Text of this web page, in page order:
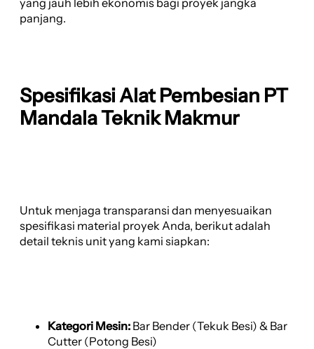
yang jauh lebih ekonomis bagi proyek jangka
panjang.
Spesifikasi Alat Pembesian PT
Mandala Teknik Makmur
Untuk menjaga transparansi dan menyesuaikan
spesifikasi material proyek Anda, berikut adalah
detail teknis unit yang kami siapkan:
Kategori Mesin: Bar Bender (Tekuk Besi) & Bar
Cutter (Potong Besi)